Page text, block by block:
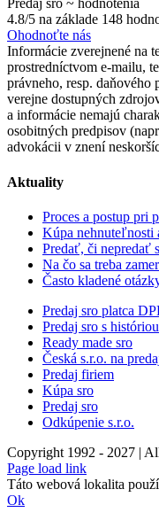
Predaj sro ~ hodnotenia
4.8/5 na základe 148
Ohodnoťte nás
Informácie zverejnené na
prostredníctvom e-mailu,
právneho, resp. daňového
verejne dostupných
a informácie nemajú
osobitných predpisov
advokácii v znení
Aktuality
Proces a postup pri
Kúpa nehnuteľnosti
Predať, či nepredať
Na čo sa treba
Často kladené
Predaj sro platca
Predaj sro s históriou
Ready made sro
Česká s.r.o. na
Predaj firiem
Kúpa sro
Predaj sro
Odkúpenie s.r.o.
Copyright 1992 - 2027 |
Email
Facebook
YouTube
Page load link
Táto webová lokalita
Ok